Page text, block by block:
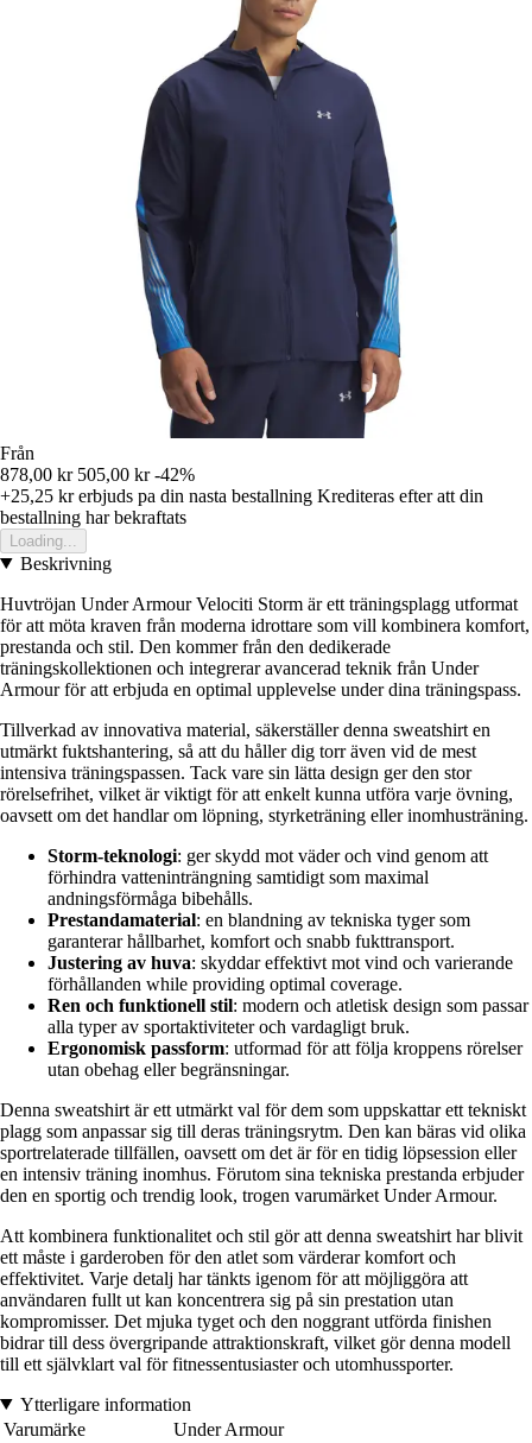
Från
878,00 kr 505,00 kr -42%
+25,25 krerbjuds pa din nasta bestallning Krediteras efter att din
bestallning har bekraftats
Loading...
Beskrivning
Huvtröjan Under Armour Velociti Storm är ett träningsplagg utformat
för att möta kraven från moderna idrottare som vill kombinera komfort,
prestanda och stil. Den kommer från den dedikerade
träningskollektionen och integrerar avancerad teknik från Under
Armour för att erbjuda en optimal upplevelse under dina träningspass.
Tillverkad av innovativa material, säkerställer denna sweatshirt en
utmärkt fuktshantering, så att du håller dig torr även vid de mest
intensiva träningspassen. Tack vare sin lätta design ger den stor
rörelsefrihet, vilket är viktigt för att enkelt kunna utföra varje övning,
oavsett om det handlar om löpning, styrketräning eller inomhusträning.
Storm-teknologi: ger skydd mot väder och vind genom att
förhindra vatteninträngning samtidigt som maximal
andningsförmåga bibehålls.
Prestandamaterial: en blandning av tekniska tyger som
garanterar hållbarhet, komfort och snabb fukttransport.
Justering av huva: skyddar effektivt mot vind och varierande
förhållanden while providing optimal coverage.
Ren och funktionell stil: modern och atletisk design som passar
alla typer av sportaktiviteter och vardagligt bruk.
Ergonomisk passform: utformad för att följa kroppens rörelser
utan obehag eller begränsningar.
Denna sweatshirt är ett utmärkt val för dem som uppskattar ett tekniskt
plagg som anpassar sig till deras träningsrytm. Den kan bäras vid olika
sportrelaterade tillfällen, oavsett om det är för en tidig löpsession eller
en intensiv träning inomhus. Förutom sina tekniska prestanda erbjuder
den en sportig och trendig look, trogen varumärket Under Armour.
Att kombinera funktionalitet och stil gör att denna sweatshirt har blivit
ett måste i garderoben för den atlet som värderar komfort och
effektivitet. Varje detalj har tänkts igenom för att möjliggöra att
användaren fullt ut kan koncentrera sig på sin prestation utan
kompromisser. Det mjuka tyget och den noggrant utförda finishen
bidrar till dess övergripande attraktionskraft, vilket gör denna modell
till ett självklart val för fitnessentusiaster och utomhussporter.
Ytterligare information
Varumärke
Under Armour